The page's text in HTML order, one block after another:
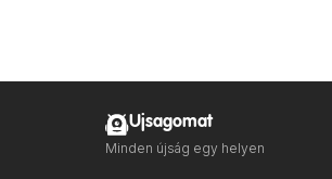
Ujsagomat
Minden újság egy helyen